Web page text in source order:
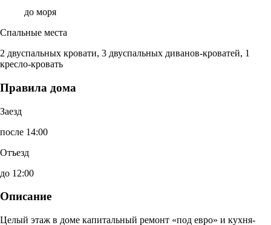
до моря
Спальные места
2 двуспальных кровати, 3 двуспальных диванов-кроватей, 1
кресло-кровать
Правила дома
Заезд
после 14:00
Отъезд
до 12:00
Описание
Целый этаж в доме капитальный ремонт «под евро» и кухня-